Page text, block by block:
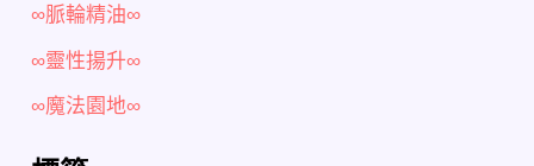
∞脈輪精油∞
∞靈性揚升∞
∞魔法園地∞